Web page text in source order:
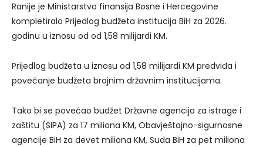
Ranije je Ministarstvo finansija Bosne i Hercegovine
kompletiralo Prijedlog budžeta institucija BiH za 2026.
godinu u iznosu od od 1,58 milijardi KM.
Prijedlog budžeta u iznosu od 1,58 milijardi KM predviđa i
povećanje budžeta brojnim državnim institucijama.
Tako bi se povećao budžet Državne agencija za istrage i
zaštitu (SIPA) za 17 miliona KM, Obavještajno-sigurnosne
agencije BiH za devet miliona KM, Suda BiH za pet miliona